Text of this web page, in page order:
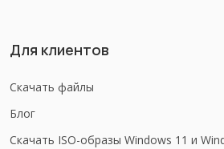
Для клиентов
Скачать файлы
Блог
Скачать ISO-образы Windows 11 и